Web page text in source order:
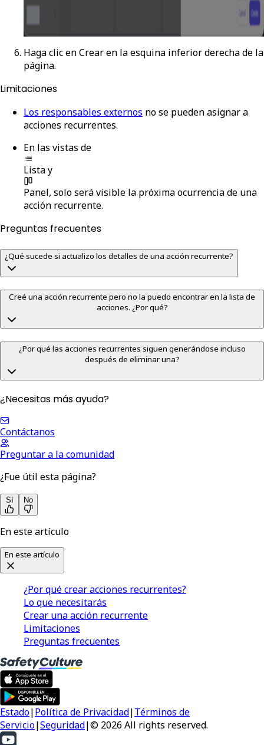
Haga clic enCrearen la esquina inferior derecha de la
página.
Limitaciones
Los responsables externos no se pueden asignar a
acciones recurrentes.
En las vistas de
Listay
Panel, solo será visible la próxima ocurrencia de una
acción recurrente.
Preguntas frecuentes
¿Qué sucede si actualizo los detalles de una acción recurrente?
Creé una acción recurrente pero no la puedo encontrar en la lista de
acciones. ¿Por qué?
¿Por qué las acciones recurrentes siguen generándose incluso
después de eliminar una?
¿Necesitas más ayuda?
Contáctanos
Preguntar a la comunidad
¿Fue útil esta página?
Sí No
En este artículo
En este artículo
¿Por qué crear acciones recurrentes?
Lo que necesitarás
Crear una acción recurrente
Limitaciones
Preguntas frecuentes
Estado|Política de Privacidad|Términos de
Servicio|Seguridad|© 2026 All rights reserved.